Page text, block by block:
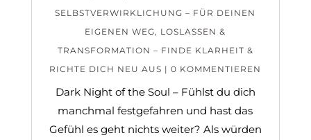
SELBSTVERWIRKLICHUNG – FÜR DEINEN
EIGENEN WEG, LOSLASSEN &
TRANSFORMATION – FINDE KLARHEIT &
RICHTE DICH NEU AUS | 0 KOMMENTIEREN
Dark Night of the Soul – Fühlst du dich
manchmal festgefahren und hast das
Gefühl es geht nichts weiter? Als würden